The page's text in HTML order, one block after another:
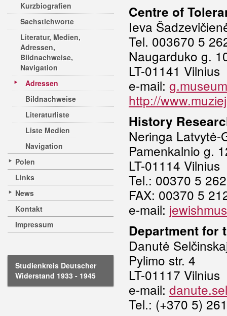
Kurzbiografien
Sachstichworte
Literatur, Medien,
Adressen,
Bildnachweise,
Navigation
Adressen
Bildnachweise
Literaturliste
Liste Medien
Navigation
Polen
Links
News
Kontakt
Impressum
Studienkreis Deutscher
Widerstand 1933 - 1945
Centre of
Ieva
Tel. 003670 5
Naugarduko g.
LT-01141 Vilnius
e-mail:
http://
History
Neringa Latvytė-
Pamenkalnio g.
LT-01114 Vilnius
Tel.: 00370 5
FAX: 00370 5
e-mail:
Department for
Danutė
Pylimo str. 4
LT-01117 Vilnius
e-mail:
Tel.: (+370 5)